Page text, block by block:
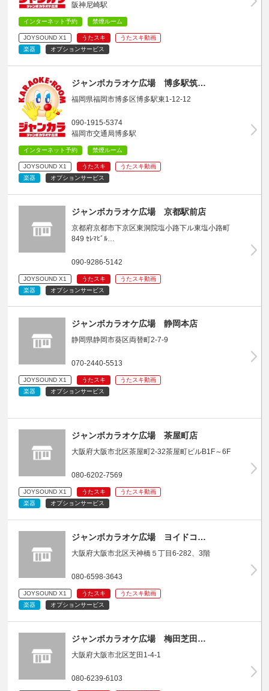
阪神尼崎駅
インターネット予約 禁煙ルーム
JOYSOUND X1 うたスキ
うたスキ動画
楽器
オプションサービス
ジャンボカラオケ広場 博多駅筑…
福岡県福岡市博多区博多駅東1-12-12
090-1915-5374
福岡市交通局博多駅
インターネット予約 禁煙ルーム
JOYSOUND X1 うたスキ
うたスキ動画
楽器
オプションサービス
ジャンボカラオケ広場 京都駅前店
京都府京都市下京区東洞院塩小路下ル東塩小路町
849 ｾﾚﾏﾋﾞﾙ…
090-9286-5142
JOYSOUND X1 うたスキ
うたスキ動画
楽器
オプションサービス
ジャンボカラオケ広場 静岡本店
静岡県静岡市葵区両替町2-7-9
070-2440-5513
JOYSOUND X1 うたスキ
うたスキ動画
楽器
オプションサービス
ジャンボカラオケ広場 茶屋町店
大阪府大阪市北区茶屋町2-32茶屋町ビルB1F～6F
080-6202-7569
JOYSOUND X1 うたスキ
うたスキ動画
楽器
オプションサービス
ジャンボカラオケ広場 ヨイドコ…
大阪府大阪市北区天神橋５丁目6-282、3階
080-6598-3643
JOYSOUND X1 うたスキ
うたスキ動画
楽器
オプションサービス
ジャンボカラオケ広場 梅田芝田…
大阪府大阪市北区芝田1-4-1
080-6239-6103